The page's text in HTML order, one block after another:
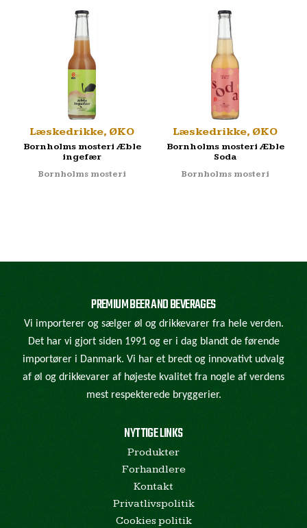
Læskedrikke, ØKO
Bornholms mosteri Æble
ingefær
Bornholms mosteri
Læskedrikke, ØKO
Bornholms mosteri Æble
Soda
Bornholms mosteri
PREMIUM BEER AND BEVERAGES
Vi importerer og sælger øl og drikkevarer fra hele verden.
Det har vi gjort siden 1991 og er i dag blandt de førende
importører i Danmark. Vi har et bredt og innovativt udvalg
af øl og drikkevarer af højeste kvalitet fra nogle af verdens
mest respekterede bryggerier.
NYTTIGE LINKS
Produkter
Forhandlere
Kontakt
Privatlivspolitik
Cookies politik